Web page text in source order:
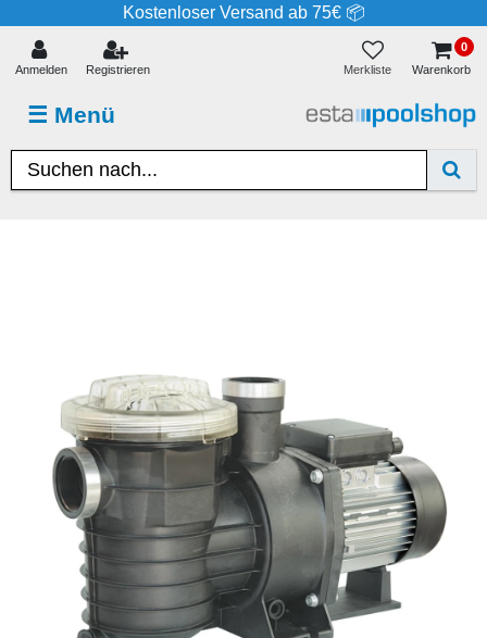
Kostenloser Versand ab 75€ 📦
☰ Menü
Anmelden Registrieren Merkliste
0
Warenkorb